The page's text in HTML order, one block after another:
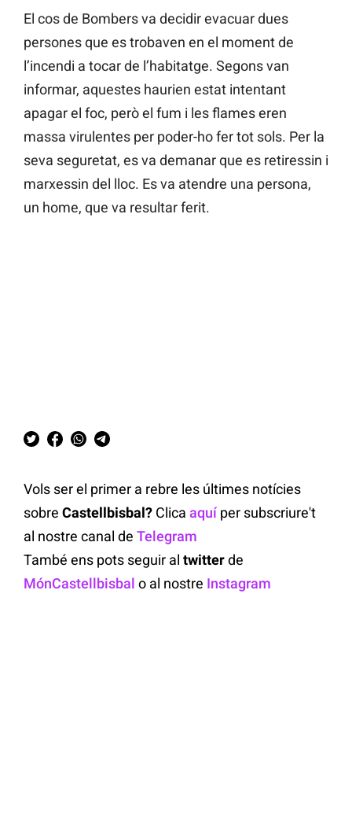
El cos de Bombers va decidir evacuar dues
persones que es trobaven en el moment de
l’incendi a tocar de l’habitatge. Segons van
informar, aquestes haurien estat intentant
apagar el foc, però el fum i les flames eren
massa virulentes per poder-ho fer tot sols. Per la
seva seguretat, es va demanar que es retiressin i
marxessin del lloc. Es va atendre una persona,
un home, que va resultar ferit.
Vols ser el primer a rebre les últimes notícies
sobre Castellbisbal? Clica aquí per subscriure't
al nostre canal de Telegram
També ens pots seguir al twitterde
MónCastellbisbal o al nostre Instagram